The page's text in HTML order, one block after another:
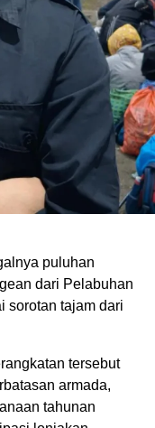
puluhan
dari Pelabuhan
sorotan tajam dari
tersebut
armada,
tahunan